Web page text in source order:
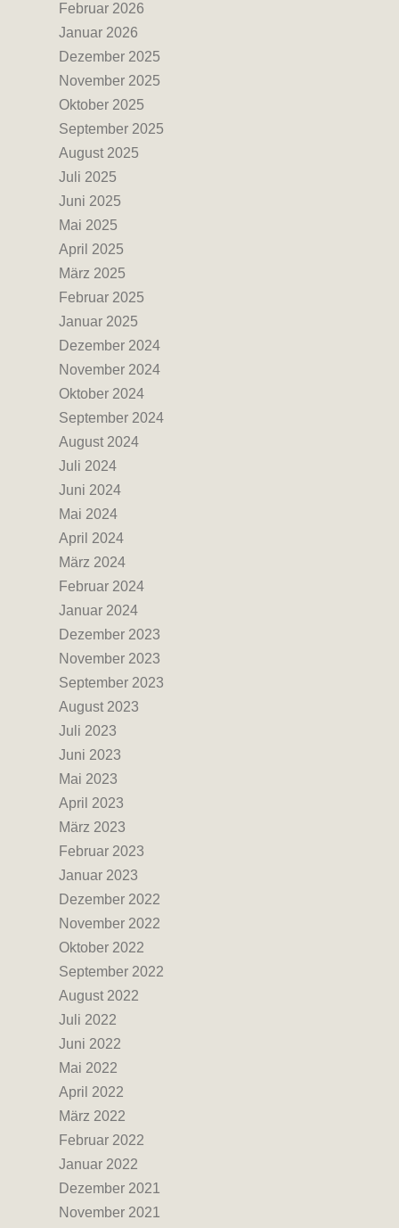
Februar 2026
Januar 2026
Dezember 2025
November 2025
Oktober 2025
September 2025
August 2025
Juli 2025
Juni 2025
Mai 2025
April 2025
März 2025
Februar 2025
Januar 2025
Dezember 2024
November 2024
Oktober 2024
September 2024
August 2024
Juli 2024
Juni 2024
Mai 2024
April 2024
März 2024
Februar 2024
Januar 2024
Dezember 2023
November 2023
September 2023
August 2023
Juli 2023
Juni 2023
Mai 2023
April 2023
März 2023
Februar 2023
Januar 2023
Dezember 2022
November 2022
Oktober 2022
September 2022
August 2022
Juli 2022
Juni 2022
Mai 2022
April 2022
März 2022
Februar 2022
Januar 2022
Dezember 2021
November 2021